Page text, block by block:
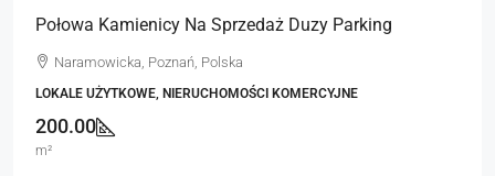
Połowa Kamienicy Na Sprzedaż Duzy Parking
Naramowicka, Poznań, Polska
LOKALE UŻYTKOWE, NIERUCHOMOŚCI KOMERCYJNE
200.00
m²